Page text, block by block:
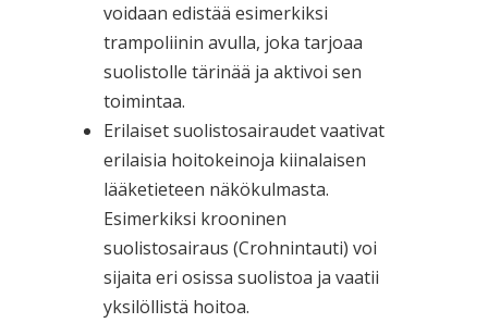
voidaan edistää esimerkiksi
trampoliinin avulla, joka tarjoaa
suolistolle tärinää ja aktivoi sen
toimintaa.
Erilaiset suolistosairaudet vaativat
erilaisia hoitokeinoja kiinalaisen
lääketieteen näkökulmasta.
Esimerkiksi krooninen
suolistosairaus (Crohnintauti) voi
sijaita eri osissa suolistoa ja vaatii
yksilöllistä hoitoa.